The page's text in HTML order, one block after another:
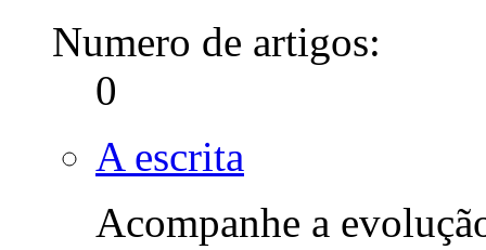
Numero de artigos:
0
A escrita
Acompanhe a